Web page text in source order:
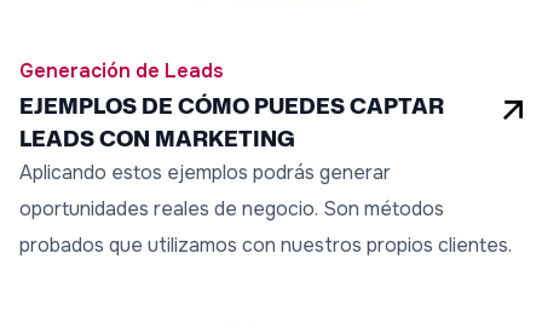
Generación de Leads
EJEMPLOS DE CÓMO PUEDES CAPTAR
LEADS CON MARKETING
Aplicando estos ejemplos podrás generar
oportunidades reales de negocio. Son métodos
probados que utilizamos con nuestros propios clientes.